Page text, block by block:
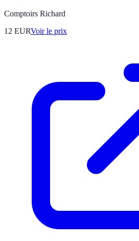
Comptoirs Richard
12 EURVoir le prix